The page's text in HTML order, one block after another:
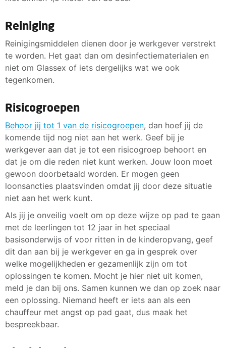
Reiniging
Reinigingsmiddelen dienen door je werkgever verstrekt
te worden. Het gaat dan om desinfectiematerialen en
niet om Glassex of iets dergelijks wat we ook
tegenkomen.
Risicogroepen
Behoor jij tot 1 van de risicogroepen, dan hoef jij de
komende tijd nog niet aan het werk. Geef bij je
werkgever aan dat je tot een risicogroep behoort en
dat je om die reden niet kunt werken. Jouw loon moet
gewoon doorbetaald worden. Er mogen geen
loonsancties plaatsvinden omdat jij door deze situatie
niet aan het werk kunt.
Als jij je onveilig voelt om op deze wijze op pad te gaan
met de leerlingen tot 12 jaar in het speciaal
basisonderwijs of voor ritten in de kinderopvang, geef
dit dan aan bij je werkgever en ga in gesprek over
welke mogelijkheden er gezamenlijk zijn om tot
oplossingen te komen. Mocht je hier niet uit komen,
meld je dan bij ons. Samen kunnen we dan op zoek naar
een oplossing. Niemand heeft er iets aan als een
chauffeur met angst op pad gaat, dus maak het
bespreekbaar.